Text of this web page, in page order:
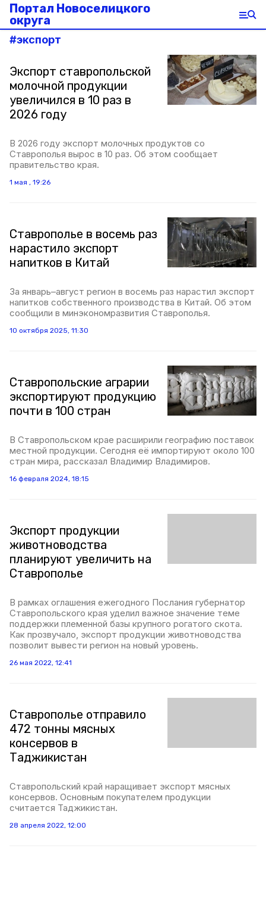
Портал Новоселицкого
округа
#экспорт
Экспорт ставропольской
молочной продукции
увеличился в 10 раз в
2026 году
В 2026 году экспорт молочных продуктов со
Ставрополья вырос в 10 раз. Об этом сообщает
правительство края.
1 мая , 19:26
Ставрополье в восемь раз
нарастило экспорт
напитков в Китай
За январь–август регион в восемь раз нарастил экспорт
напитков собственного производства в Китай. Об этом
сообщили в минэкономразвития Ставрополья.
10 октября 2025, 11:30
Ставропольские аграрии
экспортируют продукцию
почти в 100 стран
В Ставропольском крае расширили географию поставок
местной продукции. Сегодня её импортируют около 100
стран мира, рассказал Владимир Владимиров.
16 февраля 2024, 18:15
Экспорт продукции
животноводства
планируют увеличить на
Ставрополье
В рамках оглашения ежегодного Послания губернатор
Ставропольского края уделил важное значение теме
поддержки племенной базы крупного рогатого скота.
Как прозвучало, экспорт продукции животноводства
позволит вывести регион на новый уровень.
26 мая 2022, 12:41
Ставрополье отправило
472 тонны мясных
консервов в
Таджикистан
Ставропольский край наращивает экспорт мясных
консервов. Основным покупателем продукции
считается Таджикистан.
28 апреля 2022, 12:00